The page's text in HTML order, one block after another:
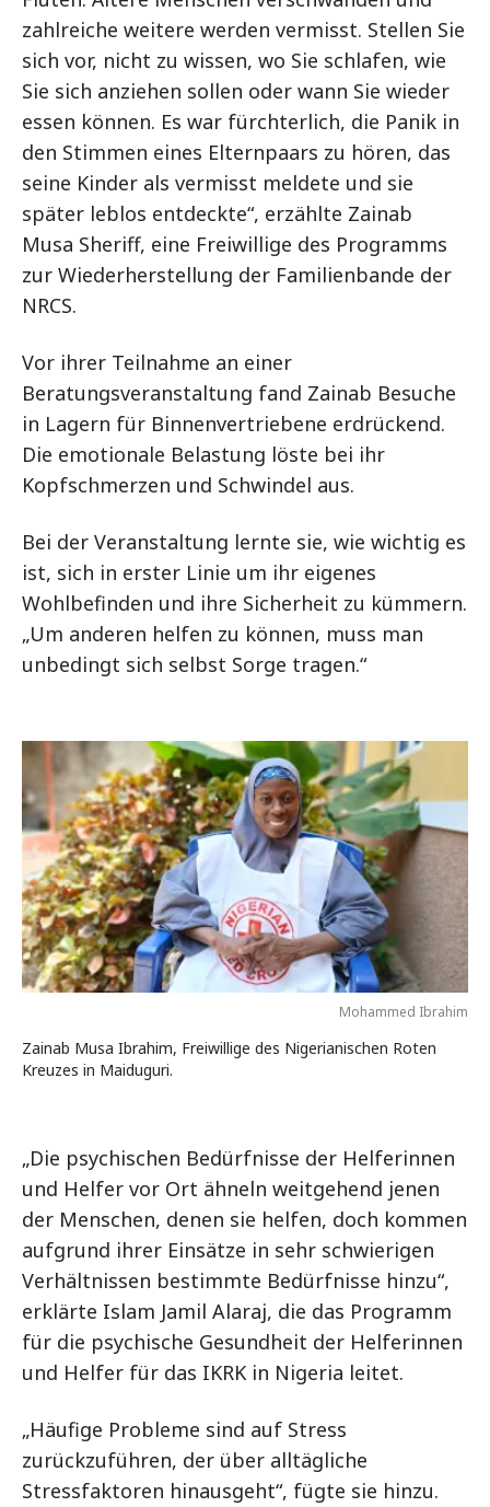
zahlreiche weitere werden vermisst. Stellen Sie
sich vor, nicht zu wissen, wo Sie schlafen, wie
Sie sich anziehen sollen oder wann Sie wieder
essen können. Es war fürchterlich, die Panik in
den Stimmen eines Elternpaars zu hören, das
seine Kinder als vermisst meldete und sie
später leblos entdeckte“, erzählte Zainab
Musa Sheriff, eine Freiwillige des Programms
zur Wiederherstellung der Familienbande der
NRCS.
Vor ihrer Teilnahme an einer
Beratungsveranstaltung fand Zainab Besuche
in Lagern für Binnenvertriebene erdrückend.
Die emotionale Belastung löste bei ihr
Kopfschmerzen und Schwindel aus.
Bei der Veranstaltung lernte sie, wie wichtig es
ist, sich in erster Linie um ihr eigenes
Wohlbefinden und ihre Sicherheit zu kümmern.
„Um anderen helfen zu können, muss man
unbedingt sich selbst Sorge tragen.“
Mohammed Ibrahim
Zainab Musa Ibrahim, Freiwillige des Nigerianischen Roten
Kreuzes in Maiduguri.
„Die psychischen Bedürfnisse der Helferinnen
und Helfer vor Ort ähneln weitgehend jenen
der Menschen, denen sie helfen, doch kommen
aufgrund ihrer Einsätze in sehr schwierigen
Verhältnissen bestimmte Bedürfnisse hinzu“,
erklärte Islam Jamil Alaraj, die das Programm
für die psychische Gesundheit der Helferinnen
und Helfer für das IKRK in Nigeria leitet.
„Häufige Probleme sind auf Stress
zurückzuführen, der über alltägliche
Stressfaktoren hinausgeht“, fügte sie hinzu.